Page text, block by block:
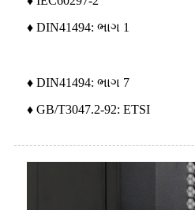
♦ DIN41494: ભાગ 1
♦ DIN41494: ભાગ 7
♦ GB/T3047.2-92: ETSI